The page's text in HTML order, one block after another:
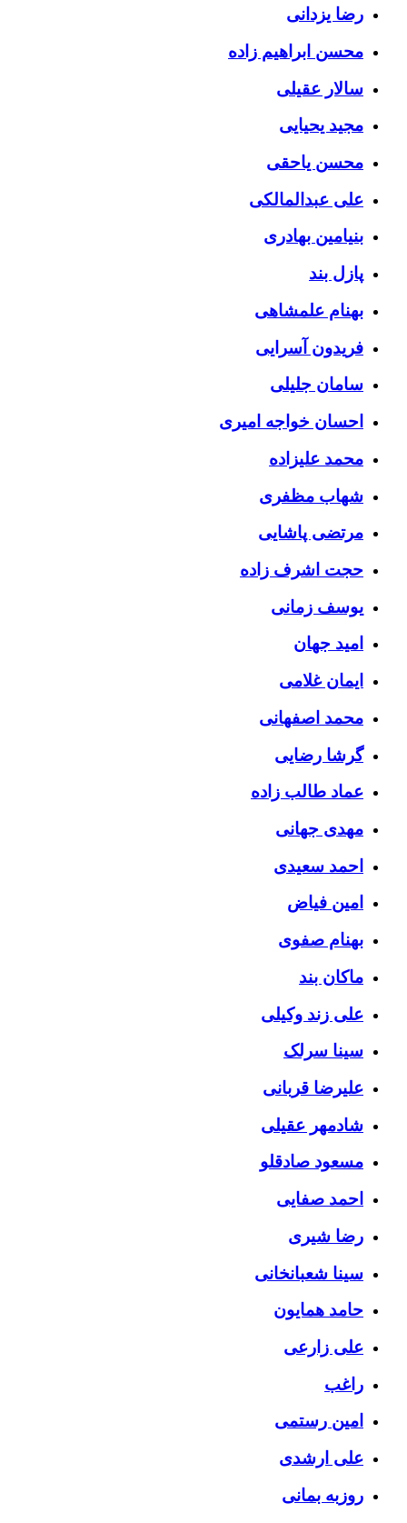
رضا یزدانی
محسن ابراهیم زاده
سالار عقیلی
مجید یحیایی
محسن یاحقی
علی عبدالمالکی
بنیامین بهادری
پازل بند
بهنام علمشاهی
فریدون آسرایی
سامان جلیلی
احسان خواجه امیری
محمد علیزاده
شهاب مظفری
مرتضی پاشایی
حجت اشرف زاده
یوسف زمانی
امید جهان
ایمان غلامی
محمد اصفهانی
گرشا رضایی
عماد طالب زاده
مهدی جهانی
احمد سعیدی
امین فیاض
بهنام صفوی
ماکان بند
علی زند وکیلی
سینا سرلک
علیرضا قربانی
شادمهر عقیلی
مسعود صادقلو
احمد صفایی
رضا شیری
سینا شعبانخانی
حامد همایون
علی زارعی
راغب
امین رستمی
علی ارشدی
روزبه بمانی